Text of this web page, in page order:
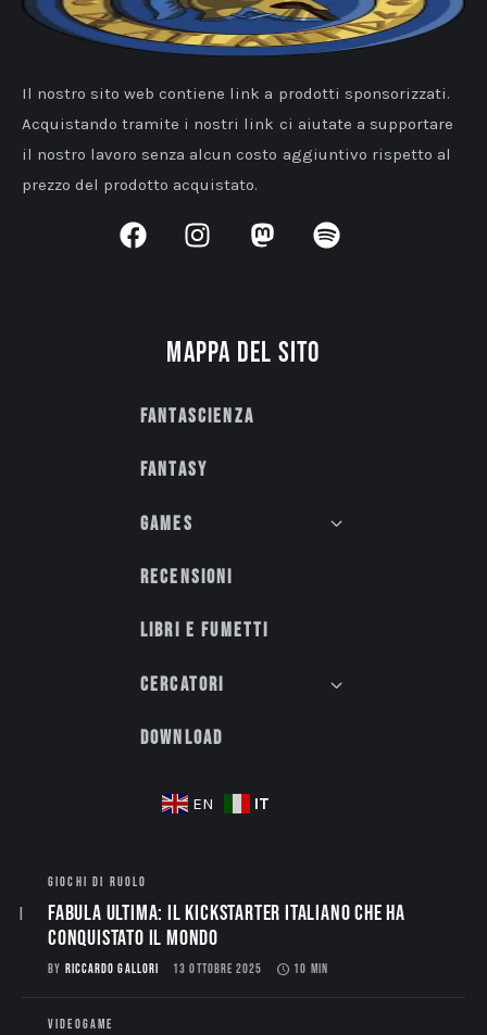
Il nostro sito web contiene link a prodotti sponsorizzati.
Acquistando tramite i nostri link ci aiutate a supportare
il nostro lavoro senza alcun costo aggiuntivo rispetto al
prezzo del prodotto acquistato.
Mappa del sito
Fantascienza
Fantasy
Games
Recensioni
Libri e fumetti
Cercatori
Download
EN IT
GIOCHI DI RUOLO
Fabula Ultima: il Kickstarter italiano che ha
conquistato il mondo
BY RICCARDO GALLORI 13 OTTOBRE 2025 10 MIN
VIDEOGAME